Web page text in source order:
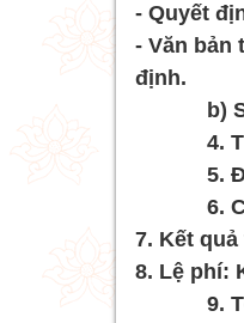
- Quyết
- Văn bản
định.
b) Số
4. Thời
5. Đối
6. Cơ
7. Kết
8. Lệ phí:
9. Tên